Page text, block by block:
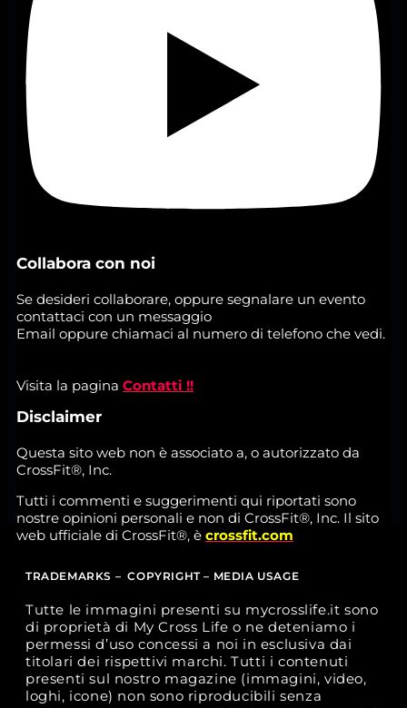
Collabora con noi
Se desideri collaborare, oppure segnalare un evento
contattaci con un messaggio
Email oppure chiamaci al numero di telefono che vedi.
Visita la pagina Contatti !!
Disclaimer
Questa sito web non è associato a, o autorizzato da
CrossFit®, Inc.
Tutti i commenti e suggerimenti qui riportati sono
nostre opinioni personali e non di CrossFit®, Inc. Il sito
web ufficiale di CrossFit®, è crossfit.com
TRADEMARKS – COPYRIGHT – MEDIA USAGE
Tutte le immagini presenti su mycrosslife.it sono
di proprietà di My Cross Life o ne deteniamo i
permessi d’uso concessi a noi in esclusiva dai
titolari dei rispettivi marchi. Tutti i contenuti
presenti sul nostro magazine (immagini, video,
loghi, icone) non sono riproducibili senza